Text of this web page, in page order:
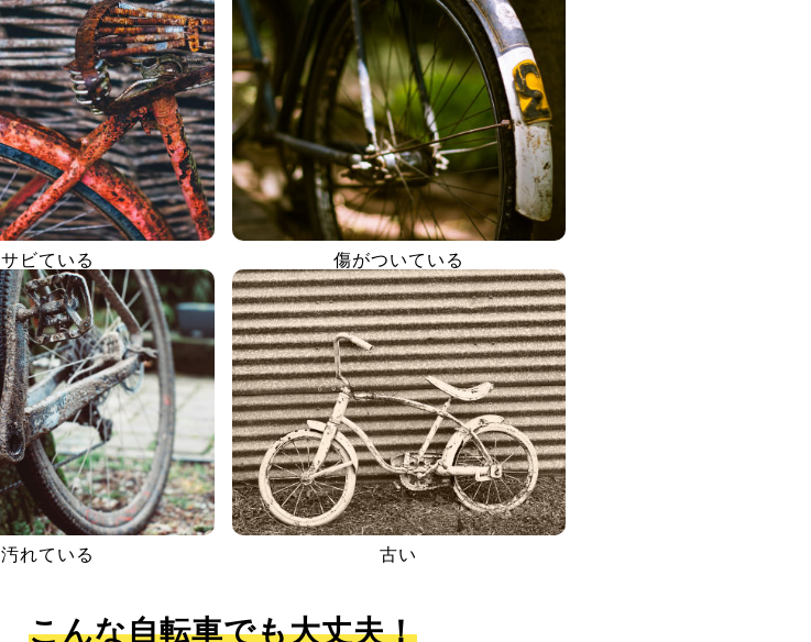
サビている 傷がついている
汚れている 古い
こんな自転車でも大丈夫！